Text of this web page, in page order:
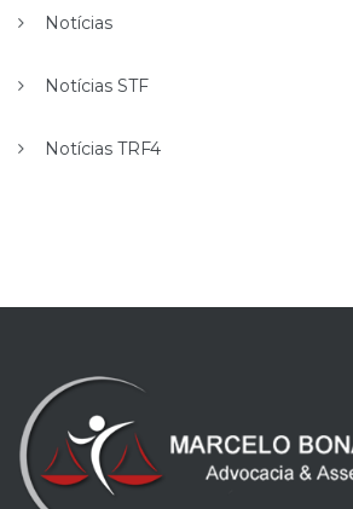
Notícias
Notícias STF
Notícias TRF4